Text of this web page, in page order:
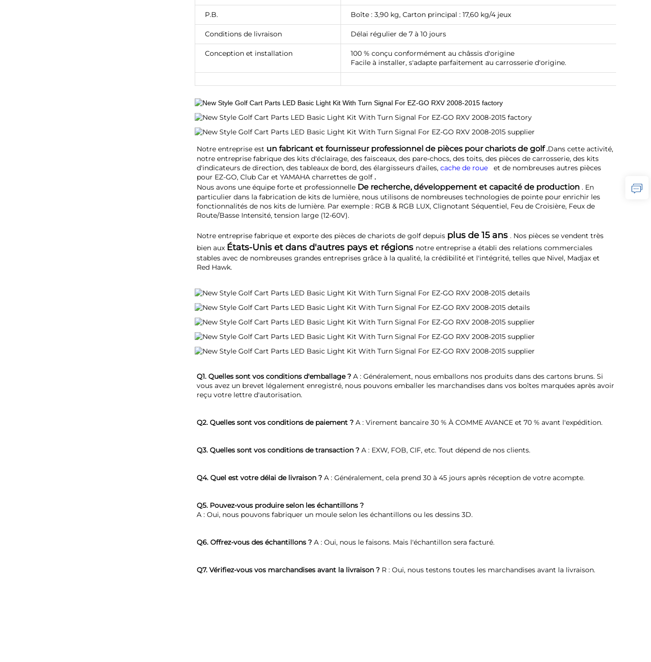
P.B. Boîte : 3,90 kg, Carton principal : 17,60 kg/4 jeux
Conditions de livraison Délai régulier de 7 à 10 jours
Conception et installation
100 % conçu conformément au châssis d'origine
Facile à installer, s'adapte parfaitement au carrosserie d'origine.
Notre entreprise est un fabricant et fournisseur professionnel de pièces pour chariots de golf .Dans cette activité,
notre entreprise fabrique des kits d'éclairage, des faisceaux, des pare-chocs, des toits, des pièces de carrosserie, des kits
d'indicateurs de direction, des tableaux de bord, des élargisseurs d'ailes, cache de roue et de nombreuses autres pièces
pour EZ-GO, Club Car et YAMAHA charrettes de golf .
Nous avons une équipe forte et professionnelle De recherche, développement et capacité de production . En
particulier dans la fabrication de kits de lumière, nous utilisons de nombreuses technologies de pointe pour enrichir les
fonctionnalités de nos kits de lumière. Par exemple : RGB & RGB LUX, Clignotant Séquentiel, Feu de Croisière, Feux de
Route/Basse Intensité, tension large (12-60V).
Notre entreprise fabrique et exporte des pièces de chariots de golf depuis plus de 15 ans . Nos pièces se vendent très
bien aux États-Unis et dans d'autres pays et régions notre entreprise a établi des relations commerciales
stables avec de nombreuses grandes entreprises grâce à la qualité, la crédibilité et l'intégrité, telles que Nivel, Madjax et
Red Hawk.
Q1. Quelles sont vos conditions d'emballage ? A : Généralement, nous emballons nos produits dans des cartons bruns. Si
vous avez un brevet légalement enregistré, nous pouvons emballer les marchandises dans vos boîtes marquées après avoir
reçu votre lettre d'autorisation.
Q2. Quelles sont vos conditions de paiement ? A : Virement bancaire 30 % À COMME AVANCE et 70 % avant l'expédition.
Q3. Quelles sont vos conditions de transaction ? A : EXW, FOB, CIF, etc. Tout dépend de nos clients.
Q4. Quel est votre délai de livraison ? A : Généralement, cela prend 30 à 45 jours après réception de votre acompte.
Q5. Pouvez-vous produire selon les échantillons ?
A : Oui, nous pouvons fabriquer un moule selon les échantillons ou les dessins 3D.
Q6. Offrez-vous des échantillons ? A : Oui, nous le faisons. Mais l'échantillon sera facturé.
Q7. Vérifiez-vous vos marchandises avant la livraison ? R : Oui, nous testons toutes les marchandises avant la livraison.